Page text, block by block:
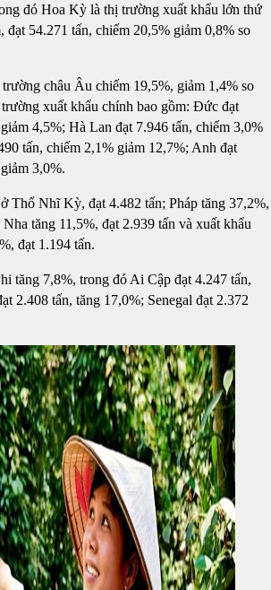
đó Hoa Kỳ là thị trường xuất khẩu lớn thứ
đạt 54.271 tấn, chiếm 20,5% giảm 0,8% so
châu Âu chiếm 19,5%, giảm 1,4% so
xuất khẩu chính bao gồm: Đức đạt
4,5%; Hà Lan đạt 7.946 tấn, chiếm 3,0%
tấn, chiếm 2,1% giảm 12,7%; Anh đạt
3,0%.
Thổ Nhĩ Kỳ, đạt 4.482 tấn; Pháp tăng 37,2%,
tăng 11,5%, đạt 2.939 tấn và xuất khẩu
đạt 1.194 tấn.
tăng 7,8%, trong đó Ai Cập đạt 4.247 tấn,
2.408 tấn, tăng 17,0%; Senegal đạt 2.372